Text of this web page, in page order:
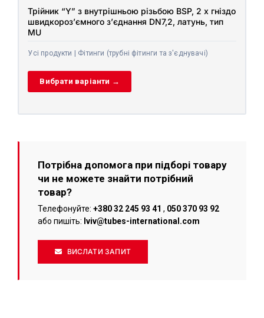
Трійник “Y” з внутрішньою різьбою BSP, 2 x гніздо
швидкороз’ємного з’єднання DN7,2, латунь, тип
MU
Усі продукти | Фітинги (трубні фітинги та з'єднувачі)
Вибрати варіанти →
Потрібна допомога при підборі товару
чи не можете знайти потрібний
товар?
Телефонуйте: +380 32 245 93 41 , 050 370 93 92
або пишіть: lviv@tubes-international.com
ВИСЛАТИ ЗАПИТ